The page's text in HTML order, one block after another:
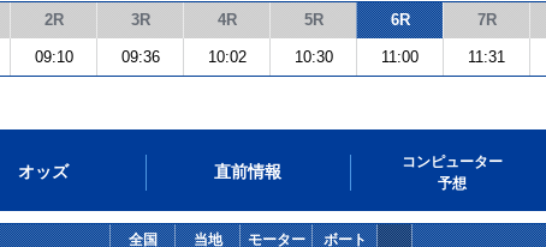
2R 3R 4R 5R 6R 7R
09:10 09:36 10:02 10:30 11:00 11:31
オッズ 直前情報
コンピューター
予想
全国 当地 モーター ボート